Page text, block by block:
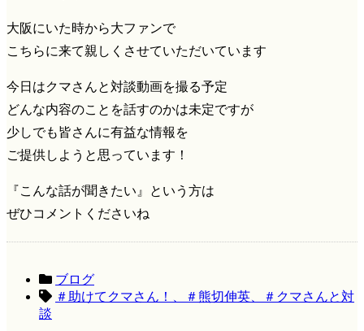
大阪にいた時から大ファンで
こちらに来て親しくさせていただいています
今日はクマさんと対談動画を撮る予定
どんな内容のことを話すのかは未定ですが
少しでも皆さんに有益な情報を
ご提供しようと思っています！
『こんな話が聞きたい』という方は
ぜひコメントくださいね
ブログ
＃助けてクマさん！、＃熊切伸英、＃クマさんと対
談